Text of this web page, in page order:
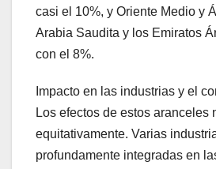
casi el 10%, y Oriente Medio y
Arabia Saudita y los Emiratos
con el 8%.
Impacto en las industrias y el
Los efectos de estos aranceles
equitativamente. Varias
profundamente integradas en